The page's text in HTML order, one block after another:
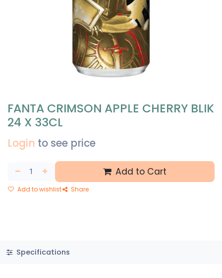
FANTA CRIMSON APPLE CHERRY BLIK
24 X 33CL
Login to see price
Add to Cart
Add to wishlist Share
Specifications